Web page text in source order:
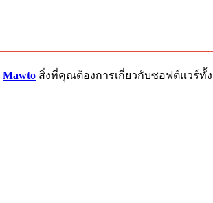
Mawto สิ่งที่คุณต้องการเกี่ยวกับซอฟต์แวร์ทั้